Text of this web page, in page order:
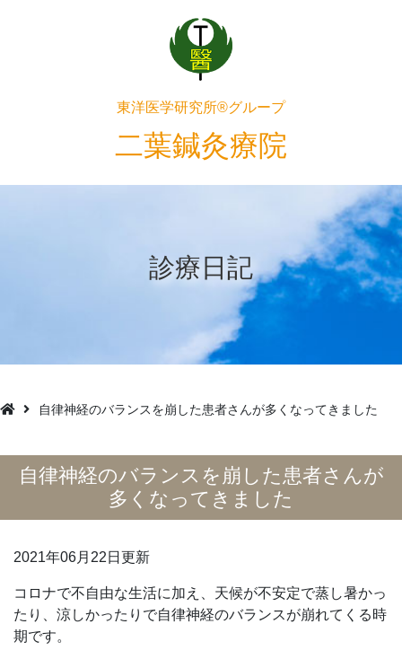
東洋医学研究所®グループ
二葉鍼灸療院
診療日記
自律神経のバランスを崩した患者さんが多くなってきました
自律神経のバランスを崩した患者さんが
多くなってきました
2021年06月22日更新
コロナで不自由な生活に加え、天候が不安定で蒸し暑かっ
たり、涼しかったりで自律神経のバランスが崩れてくる時
期です。